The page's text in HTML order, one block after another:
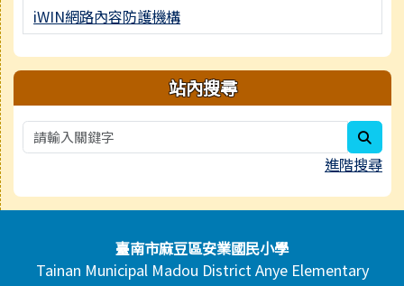
iWIN網路內容防護機構
站內搜尋
進階搜尋
頁尾區域內容臺南市麻豆區安業國民小學
Tainan Municipal Madou District Anye Elementary